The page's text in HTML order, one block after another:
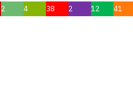
2 4 38 2 12 41